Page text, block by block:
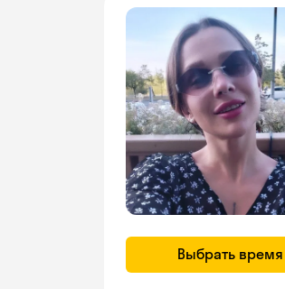
Выбрать время